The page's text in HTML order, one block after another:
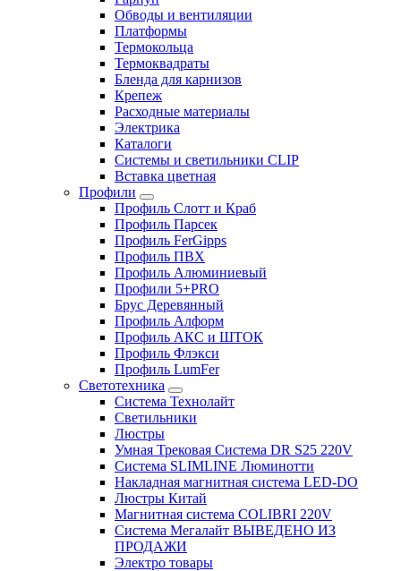
Обводы и вентиляции
Платформы
Термокольца
Термоквадраты
Бленда для карнизов
Крепеж
Расходные материалы
Электрика
Каталоги
Системы и светильники CLIP
Вставка цветная
Профили
Профиль Слотт и Краб
Профиль Парсек
Профиль FerGipps
Профиль ПВХ
Профиль Алюминиевый
Профили 5+PRO
Брус Деревянный
Профиль Алформ
Профиль АКС и ШТОК
Профиль Флэкси
Профиль LumFer
Светотехника
Система Технолайт
Светильники
Люстры
Умная Трековая Система DR S25 220V
Система SLIMLINE Люминотти
Накладная магнитная система LED-DO
Люстры Китай
Магнитная система COLIBRI 220V
Система Мегалайт ВЫВЕДЕНО ИЗ
ПРОДАЖИ
Электро товары